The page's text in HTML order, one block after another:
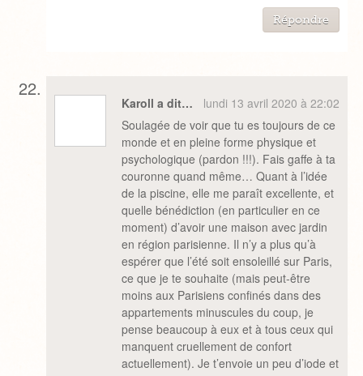
Répondre
Karoll a dit…
lundi 13 avril 2020 à 22:02
Soulagée de voir que tu es toujours de ce
monde et en pleine forme physique et
psychologique (pardon !!!). Fais gaffe à ta
couronne quand même… Quant à l’idée
de la piscine, elle me paraît excellente, et
quelle bénédiction (en particulier en ce
moment) d’avoir une maison avec jardin
en région parisienne. Il n’y a plus qu’à
espérer que l’été soit ensoleillé sur Paris,
ce que je te souhaite (mais peut-être
moins aux Parisiens confinés dans des
appartements minuscules du coup, je
pense beaucoup à eux et à tous ceux qui
manquent cruellement de confort
actuellement). Je t’envoie un peu d’iode et